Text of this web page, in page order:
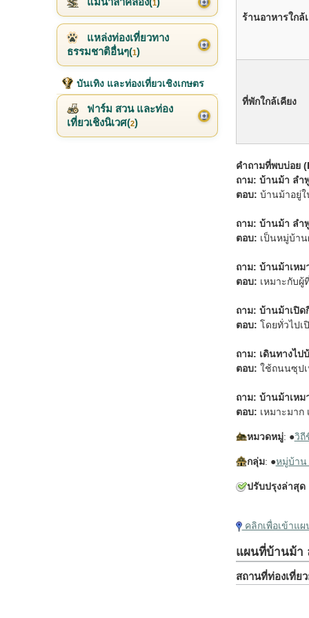
ร้านอาหารใกล้
ที่พักใกล้เคียง
คำถามที่พบบ่อย
ถาม: บ้านม้า ลำ
ตอบ: บ้านม้าอยู่ใ
ถาม: บ้านม้า ลำ
ตอบ: เป็นหมู่บ้า
ถาม: บ้านม้าเหม
ตอบ: เหมาะกับผู้
ถาม: บ้านม้าเปิด
ตอบ: โดยทั่วไปเ
ถาม: เดินทางไป
ตอบ: ใช้ถนนซุปเ
ถาม: บ้านม้าเหม
ตอบ: เหมาะมาก
หมวดหมู่: ●วิถี
กลุ่ม: ●หมู่บ้า
ปรับปรุงล่าสุด
คลิกเพื่อเข้าแผ
แผนที่บ้านม้า
สถานที่ท่องเที่ย
1
แหล่งท่องเที่ยวทาง
ธรรมชาติอื่นๆ(1)
บันเทิง และท่องเที่ยวเชิงเกษตร
ฟาร์ม สวน และท่อง
เที่ยวเชิงนิเวศ(2)